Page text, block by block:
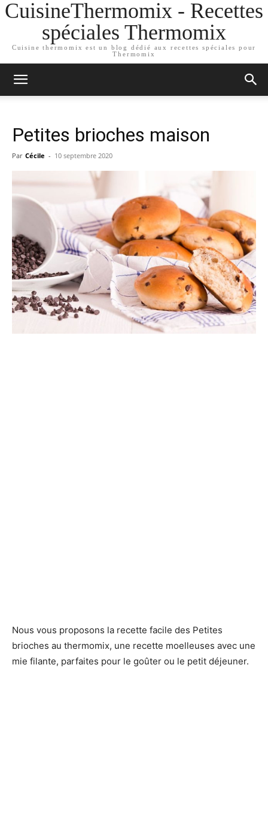
CuisineThermomix - Recettes
spéciales Thermomix
Cuisine thermomix est un blog dédié aux recettes spéciales pour
Thermomix
Petites brioches maison
Par Cécile - 10 septembre 2020
Nous vous proposons la recette facile des Petites
brioches au thermomix, une recette moelleuses avec une
mie filante, parfaites pour le goûter ou le petit déjeuner.